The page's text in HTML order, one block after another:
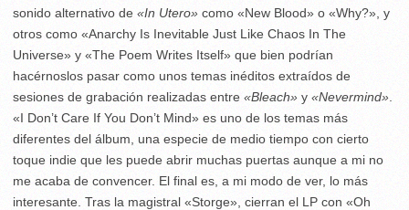
sonido alternativo de «In Utero» como «New Blood» o «Why?», y
otros como «Anarchy Is Inevitable Just Like Chaos In The
Universe» y «The Poem Writes Itself» que bien podrían
hacérnoslos pasar como unos temas inéditos extraídos de
sesiones de grabación realizadas entre «Bleach» y «Nevermind»
«I Don’t Care If You Don’t Mind» es uno de los temas más
diferentes del álbum, una especie de medio tiempo con cierto
toque indie que les puede abrir muchas puertas aunque a mi no
me acaba de convencer. El final es, a mi modo de ver, lo más
interesante. Tras la magistral «Storge», cierran el LP con «Oh